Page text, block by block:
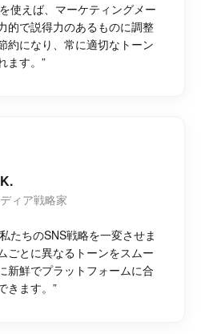
使えば、マーケティングメー
的で説得力のあるものに調整
約になり、常に適切なトーン
ます。”
ィア戦略家
たちのSNS戦略を一変させま
ごとに異なるトーンをスムー
新鮮でプラットフォームに合
きます。”